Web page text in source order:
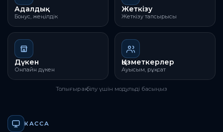
Адалдық
Бонус, жеңілдік
Жеткізу
Жеткізу тапсырысы
Дүкен
Онлайн дүкен
Қызметкерлер
Ауысым, рұқсат